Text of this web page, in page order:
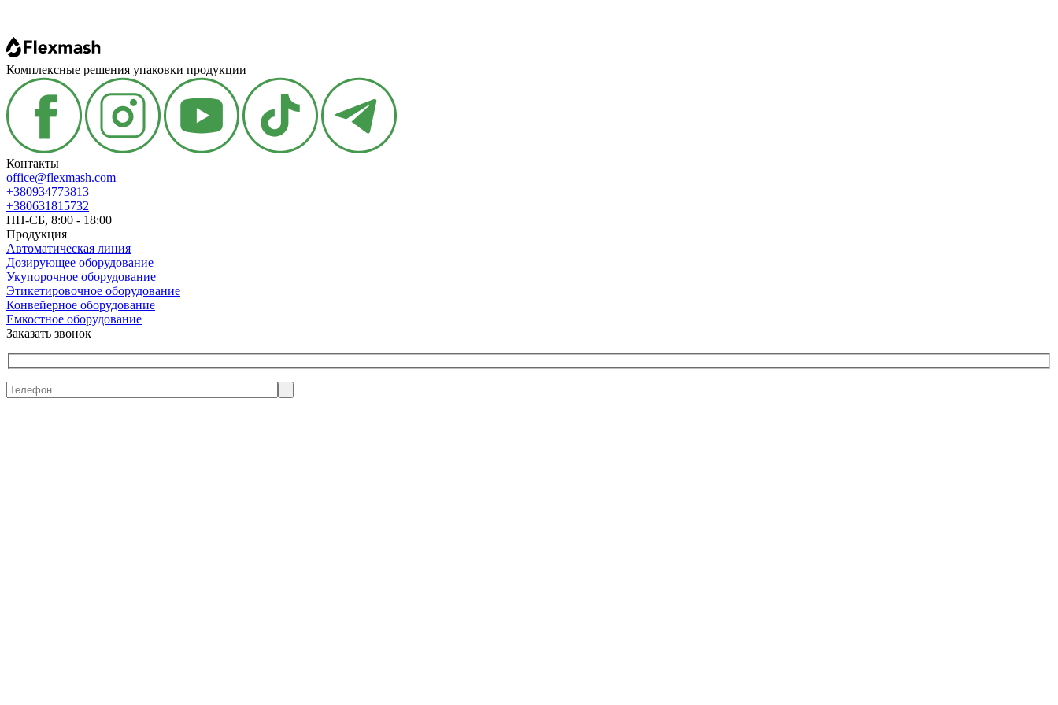
Комплексные решения упаковки продукции
Контакты
office@flexmash.com
+380934773813
+380631815732
ПН-СБ, 8:00 - 18:00
Продукция
Автоматическая линия
Дозирующее оборудование
Укупорочное оборудование
Этикетировочное оборудование
Конвейерное оборудование
Емкостное оборудование
Заказать звонок